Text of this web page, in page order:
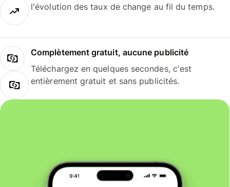
l'évolution des taux de change au fil du temps.
Complètement gratuit, aucune publicité
Téléchargez en quelques secondes, c'est
entièrement gratuit et sans publicités.